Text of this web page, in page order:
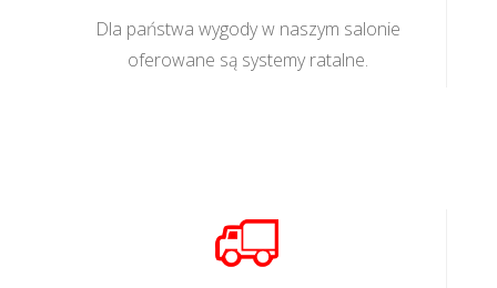
Dla państwa wygody w naszym salonie
oferowane są systemy ratalne.